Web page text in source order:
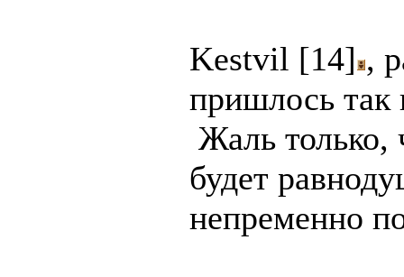
Kestvil [14] ,
пришлось так
Жаль только,
будет
непременно